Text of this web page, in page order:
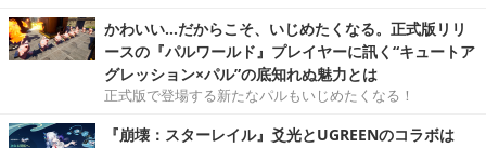
かわいい…だからこそ、いじめたくなる。正式版リリ
ースの『パルワールド』プレイヤーに訊く“キュートア
グレッション×パル”の底知れぬ魅力とは
正式版で登場する新たなパルもいじめたくなる！
『崩壊：スターレイル』爻光とUGREENのコラボは